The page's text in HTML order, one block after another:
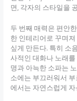
면, 각자의 스타일을
두 번째 매력은 편안
한 인테리어로 꾸며
싶게 만든다. 특히 소
사적인 대화나 노래
명과 아늑한 소파는
소에는 부끄러워서
에서는 자연스럽게